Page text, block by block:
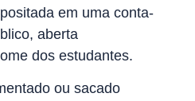
em uma conta-
aberta
dos estudantes.
ou sacado